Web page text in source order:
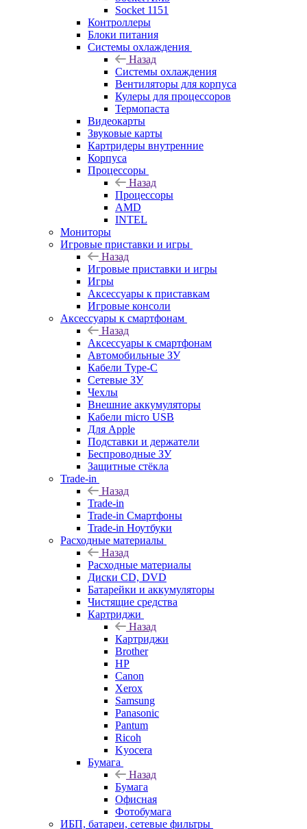
Socket 1151
Контроллеры
Блоки питания
Системы охлаждения
Назад
Системы охлаждения
Вентиляторы для корпуса
Кулеры для процессоров
Термопаста
Видеокарты
Звуковые карты
Картридеры внутренние
Корпуса
Процессоры
Назад
Процессоры
AMD
INTEL
Мониторы
Игровые приставки и игры
Назад
Игровые приставки и игры
Игры
Аксессуары к приставкам
Игровые консоли
Аксессуары к смартфонам
Назад
Аксессуары к смартфонам
Автомобильные ЗУ
Кабели Type-C
Сетевые ЗУ
Чехлы
Внешние аккумуляторы
Кабели micro USB
Для Apple
Подставки и держатели
Беспроводные ЗУ
Защитные стёкла
Trade-in
Назад
Trade-in
Trade-in Смартфоны
Trade-in Ноутбуки
Расходные материалы
Назад
Расходные материалы
Диски CD, DVD
Батарейки и аккумуляторы
Чистящие средства
Картриджи
Назад
Картриджи
Brother
HP
Canon
Xerox
Samsung
Panasonic
Pantum
Ricoh
Kyocera
Бумага
Назад
Бумага
Офисная
Фотобумага
ИБП, батареи, сетевые фильтры